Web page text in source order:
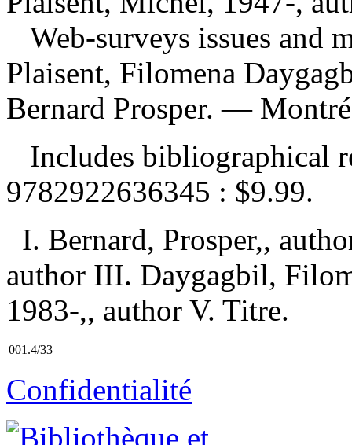
Web-surveys issues and
Plaisent, Filomena
Bernard Prosper. —
Includes bibliographical
9782922636345 : $9.99.
I. Bernard, Prosper,,
author III. Daygagbil,
1983-,, author V. Titre.
001.4/33
Confidentialité